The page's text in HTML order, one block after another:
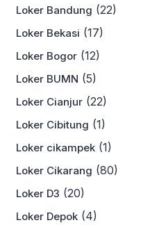
Loker Bandung (22)
Loker Bekasi (17)
Loker Bogor (12)
Loker BUMN (5)
Loker Cianjur (22)
Loker Cibitung (1)
Loker cikampek (1)
Loker Cikarang (80)
Loker D3 (20)
Loker Depok (4)